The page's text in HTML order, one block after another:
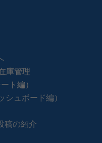
庫管理
ト編）
ュボード編）
稿の紹介